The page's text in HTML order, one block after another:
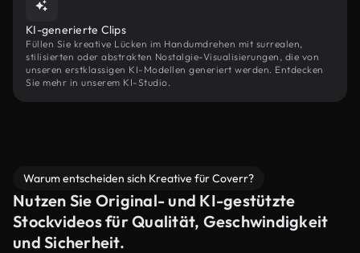
KI-generierte Clips
Füllen Sie kreative Lücken im Handumdrehen mit surrealen,
stilisierten oder abstrakten Nostalgie-Visualisierungen, die von
unseren erstklassigen KI-Modellen generiert werden. Entdecken
Sie mehr in unserem KI-Studio.
Warum entscheiden sich Kreative für Coverr?
Nutzen Sie Original- und KI-gestützte
Stockvideos für Qualität, Geschwindigkeit
und Sicherheit.